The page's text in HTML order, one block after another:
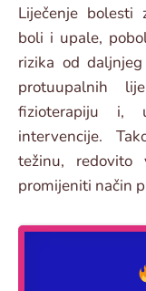
Liječenje bolesti
boli i upale,
rizika od
protuupalnih
fizioterapiju i,
intervencije.
težinu, redovito
promijeniti način